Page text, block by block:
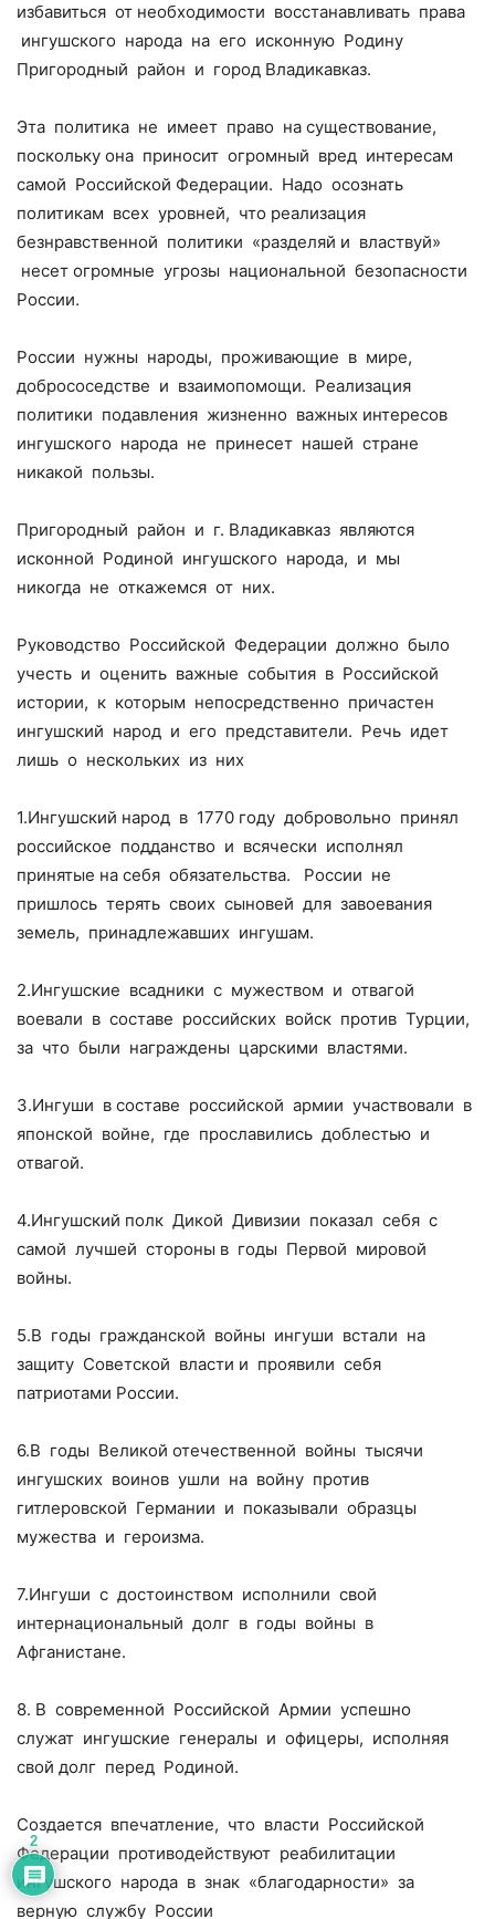
избавиться от необходимости восстанавливать права
ингушского народа на его исконную Родину
Пригородный район и город Владикавказ.
Эта политика не имеет право на существование,
поскольку она приносит огромный вред интересам
самой Российской Федерации. Надо осознать
политикам всех уровней, что реализация
безнравственной политики «разделяй и властвуй»
несет огромные угрозы национальной безопасности
России.
России нужны народы, проживающие в мире,
добрососедстве и взаимопомощи. Реализация
политики подавления жизненно важных интересов
ингушского народа не принесет нашей стране
никакой пользы.
Пригородный район и г. Владикавказ являются
исконной Родиной ингушского народа, и мы
никогда не откажемся от них.
Руководство Российской Федерации должно было
учесть и оценить важные события в Российской
истории, к которым непосредственно причастен
ингушский народ и его представители. Речь идет
лишь о нескольких из них
1.Ингушский народ в 1770 году добровольно принял
российское подданство и всячески исполнял
принятые на себя обязательства. России не
пришлось терять своих сыновей для завоевания
земель, принадлежавших ингушам.
2.Ингушские всадники с мужеством и отвагой
воевали в составе российских войск против Турции,
за что были награждены царскими властями.
3.Ингуши в составе российской армии участвовали в
японской войне, где прославились доблестью и
отвагой.
4.Ингушский полк Дикой Дивизии показал себя с
самой лучшей стороны в годы Первой мировой
войны.
5.В годы гражданской войны ингуши встали на
защиту Советской власти и проявили себя
патриотами России.
6.В годы Великой отечественной войны тысячи
ингушских воинов ушли на войну против
гитлеровской Германии и показывали образцы
мужества и героизма.
7.Ингуши с достоинством исполнили свой
интернациональный долг в годы войны в
Афганистане.
8. В современной Российской Армии успешно
служат ингушские генералы и офицеры, исполняя
свой долг перед Родиной.
Создается впечатление, что власти Российской
Федерации противодействуют реабилитации
ингушского народа в знак «благодарности» за
верную службу России
2